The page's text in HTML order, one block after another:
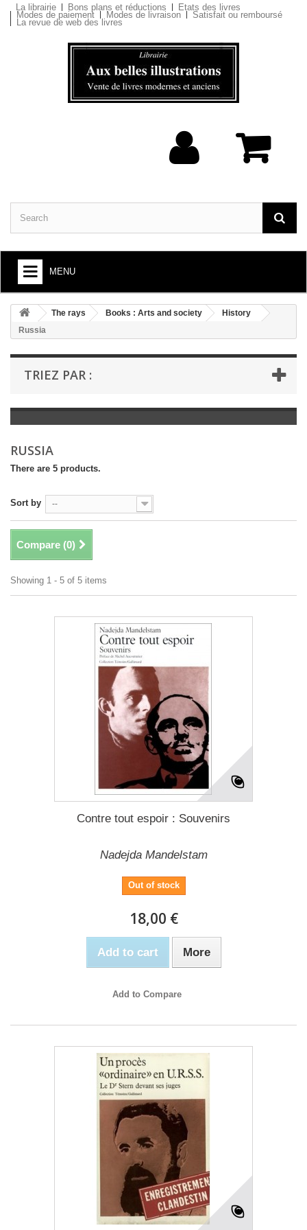
La librairie Bons plans et réductions Etats des livres
Modes de paiement Modes de livraison Satisfait ou remboursé
La revue de web des livres
MENU
+
BOOKS : ARTS AND SOCIETY
+
BOOKS : LITERATURE
+
BOOKS : YOUTH
LIVRES ANCIENS AVANT 1945
The rays Books : Arts and society
History
Russia
TRIEZ PAR :
RUSSIA
There are 5 products.
Sort by --
Compare (0)
Showing 1 - 5 of 5 items
Contre tout espoir : Souvenirs
Nadejda Mandelstam
Out of stock
18,00 €
Add to cart More
Add to Compare